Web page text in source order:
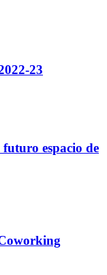
23
espacio de